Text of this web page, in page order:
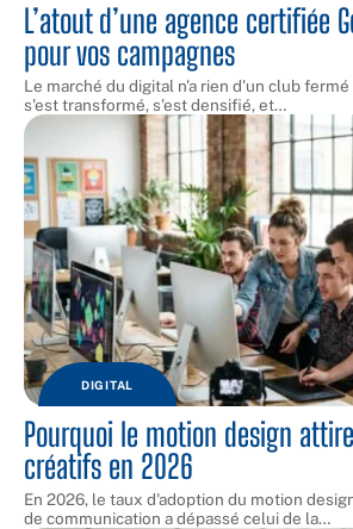
L’atout d’une agence certifiée
pour vos campagnes
Le marché du digital n'a rien d'un club
s'est transformé, s'est densifié, et…
DIGITAL
Pourquoi le motion design
créatifs en 2026
En 2026, le taux d'adoption du motion
de communication a dépassé celui de la…